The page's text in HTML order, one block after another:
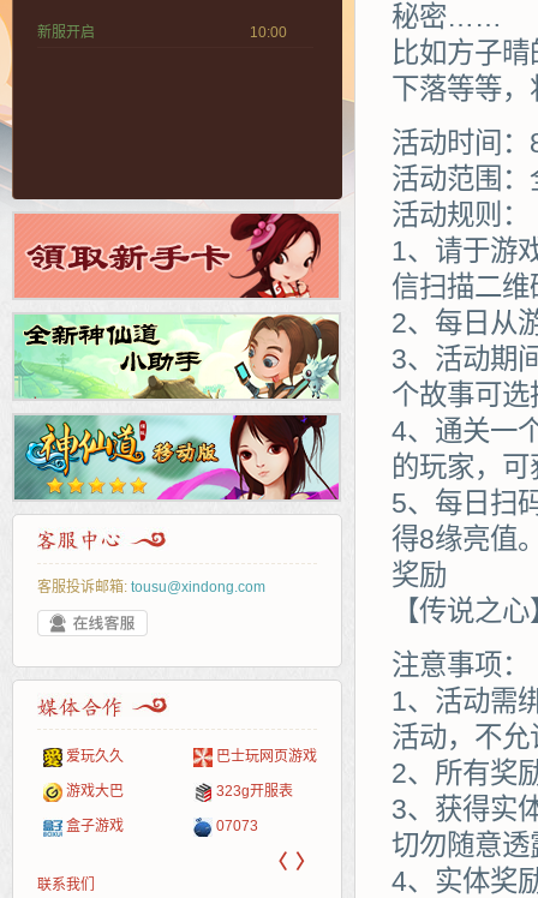
新服开启 10:00
客服投诉邮箱: tousu@xindong.com
爱玩久久 巴士玩网页游戏
游戏大巴 323g开服表
盒子游戏 07073
页游网
新浪
网易
多玩
中华网
Cwan
游一游
40407
5617网游网 一游网
开服网
游戏
〈 〉
联系我们
秘密……
比如方子
下落等等
活动时间
活动范围：
活动规则：
1、请于游
信扫描二
2、每日从
3、活动期
个故事可
4、通关一
的玩家，
5、每日扫
得8缘亮值
奖励
【传说之
注意事项：
1、活动需
活动，不
2、所有奖
3、获得实
切勿随意
4、实体奖